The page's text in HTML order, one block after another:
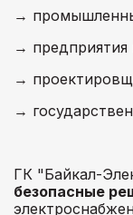
→
→ предприятия
→
→
ГК "Байкал-
безопасные